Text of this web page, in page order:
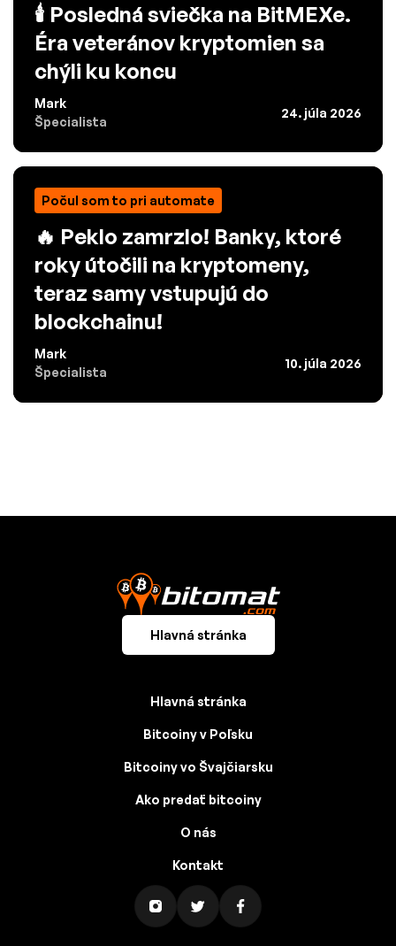
🕯️ Posledná sviečka na BitMEXe.
Éra veteránov kryptomien sa
chýli ku koncu
Mark
Špecialista
24. júla 2026
Počul som to pri automate
🔥 Peklo zamrzlo! Banky, ktoré
roky útočili na kryptomeny,
teraz samy vstupujú do
blockchainu!
Mark
Špecialista
10. júla 2026
Hlavná stránka
Hlavná stránka
Bitcoiny v Poľsku
Bitcoiny vo Švajčiarsku
Ako predať bitcoiny
O nás
Kontakt